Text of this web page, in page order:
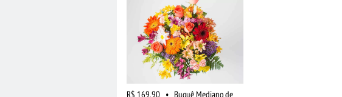
R$ 169,90 • Buquê Mediano de